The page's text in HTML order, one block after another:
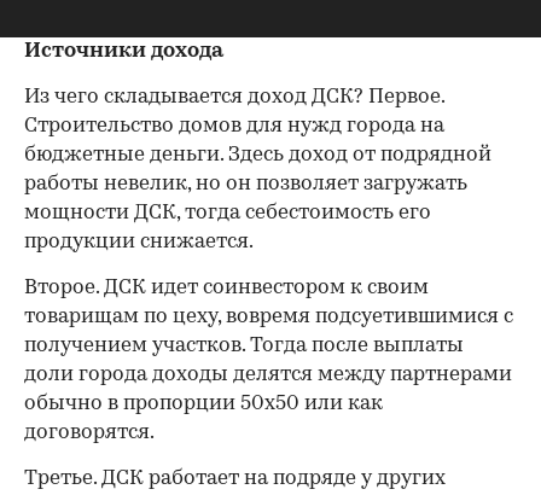
Источники дохода
Из чего складывается доход ДСК? Первое.
Строительство домов для нужд города на
бюджетные деньги. Здесь доход от подрядной
работы невелик, но он позволяет загружать
мощности ДСК, тогда себестоимость его
продукции снижается.
Второе. ДСК идет соинвестором к своим
товарищам по цеху, вовремя подсуетившимися с
получением участков. Тогда после выплаты
доли города доходы делятся между партнерами
обычно в пропорции 50x50 или как
договорятся.
Третье. ДСК работает на подряде у других